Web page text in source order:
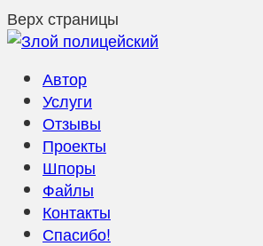
Верх страницы
Автор
Услуги
Отзывы
Проекты
Шпоры
Файлы
Контакты
Спасибо!